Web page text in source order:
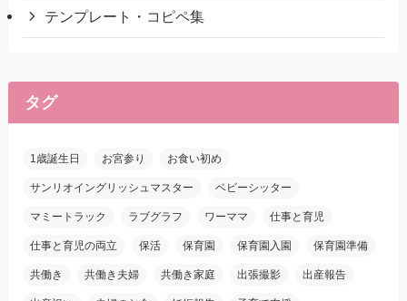
テンプレート・コピペ集
タグ
1歳誕生日 お宮参り お食い初め
サンリオイングリッシュマスター ベビーシッター
マミートラック ラブグラフ ワーママ 仕事と育児
仕事と育児の両立 保活 保育園 保育園入園 保育園準備
共働き 共働き夫婦 共働き家庭 出張撮影 出産報告